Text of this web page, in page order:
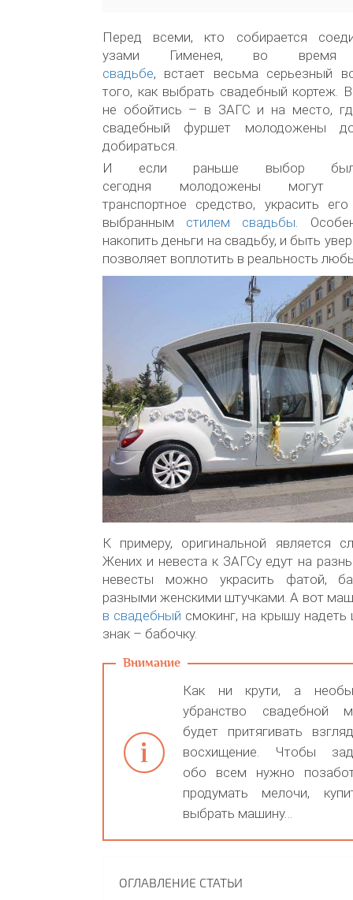
Перед всеми, кто собирается
узами Гименея, во
свадьбе, встает весьма серьезный
того, как выбрать свадебный кортеж.
не обойтись – в ЗАГС и на место,
свадебный фуршет молодожены
добираться.
И если раньше выбор
сегодня молодожены могут
транспортное средство, украсить
выбранным стилем свадьбы .
накопить деньги на свадьбу, и быть
позволяет воплотить в реальность
К примеру, оригинальной является
Жених и невеста к ЗАГСу едут на
невесты можно украсить фатой,
разными женскими штучками. А вот
в свадебный смокинг, на крышу
знак – бабочку.
Как ни крути, а
убранство свадебной
будет притягивать
восхищение. Чтобы
обо всем нужно
продумать мелочи,
выбрать машину…
ОГЛАВЛЕНИЕ СТАТЬИ